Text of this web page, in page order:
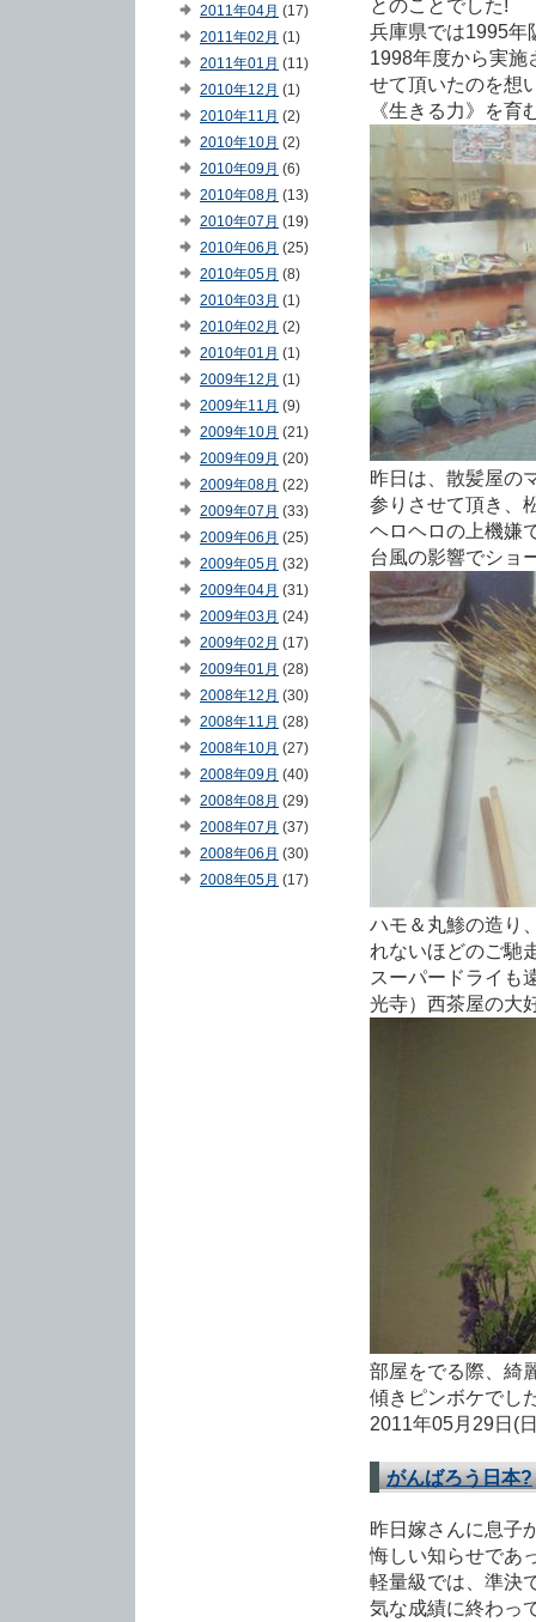
とのことでした!
兵庫県では1995年
1998年度から実施
せて頂いたのを想
《生きる力》を
昨日は、散髪屋の
参りさせて頂き、
ヘロヘロの上機嫌
台風の影響でショ
ハモ＆丸鯵の造り
れないほどのご馳
スーパードライも
光寺）西茶屋の大
部屋をでる際、綺
傾きピンボケでし
2011年05月29日(
がんばろう日本?
昨日嫁さんに息子
悔しい知らせであ
軽量級では、準決
気な成績に終わっ
2011年04月 (17)
2011年02月 (1)
2011年01月 (11)
2010年12月 (1)
2010年11月 (2)
2010年10月 (2)
2010年09月 (6)
2010年08月 (13)
2010年07月 (19)
2010年06月 (25)
2010年05月 (8)
2010年03月 (1)
2010年02月 (2)
2010年01月 (1)
2009年12月 (1)
2009年11月 (9)
2009年10月 (21)
2009年09月 (20)
2009年08月 (22)
2009年07月 (33)
2009年06月 (25)
2009年05月 (32)
2009年04月 (31)
2009年03月 (24)
2009年02月 (17)
2009年01月 (28)
2008年12月 (30)
2008年11月 (28)
2008年10月 (27)
2008年09月 (40)
2008年08月 (29)
2008年07月 (37)
2008年06月 (30)
2008年05月 (17)